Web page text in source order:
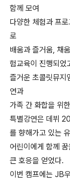
함께 모여
다양한 체험과 프
로
배움과 즐거움, 채
험교육이 진행되었
즐거운 초콜릿뮤지
연과
가족 간 화합을 위
특별강연은 데뷔 20
를 향해가고 있는
어린이에게 함께
큰 호응을 얻었다.
이번 캠프에는 JB